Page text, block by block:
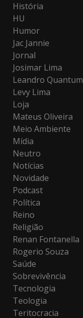
História
HU
Humor
Jac Jannie
Jornal
Josimar Lima
Leandro Quantum
Levy Lima
Loja
Mateus Oliveira
Meio Ambiente
Mídia
Neutro
Notícias
Novidade
Podcast
Política
Reino
Religião
Renan Fontanella
Rogerio Souza
Saúde
Sobrevivência
Tecnologia
Teologia
Teritocracia